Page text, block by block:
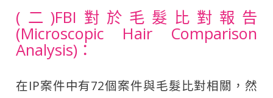
(二)FBI對於毛髮比對報告
(Microscopic Hair Comparison
Analysis)：
在IP案件中有72個案件與毛髮比對相關，然